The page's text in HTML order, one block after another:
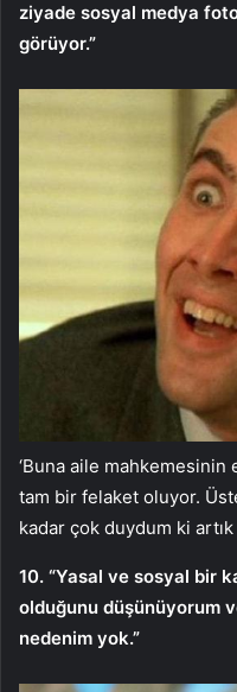
ziyade sosyal medya
görüyor.”
‘Buna aile mahkemesinin
tam bir felaket oluyor.
kadar çok duydum ki artık
10. “Yasal ve sosyal bir
olduğunu düşünüyorum
nedenim yok.”